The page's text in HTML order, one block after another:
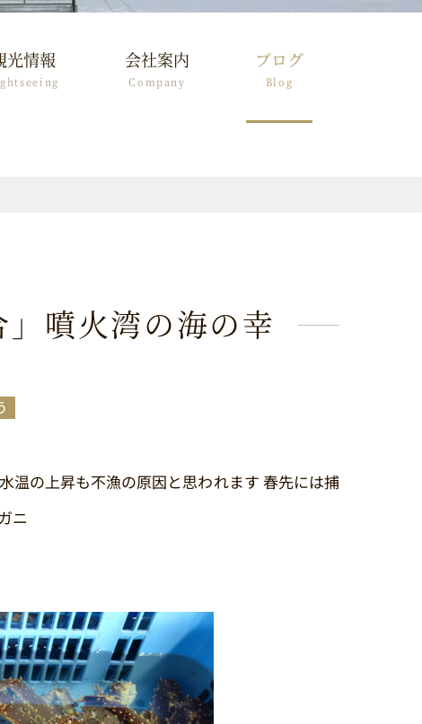
光情報 会社案内
Company
ブログ
Blog
」噴火湾の海の幸
温の上昇も不漁の原因と思われます 春先には捕
ニ